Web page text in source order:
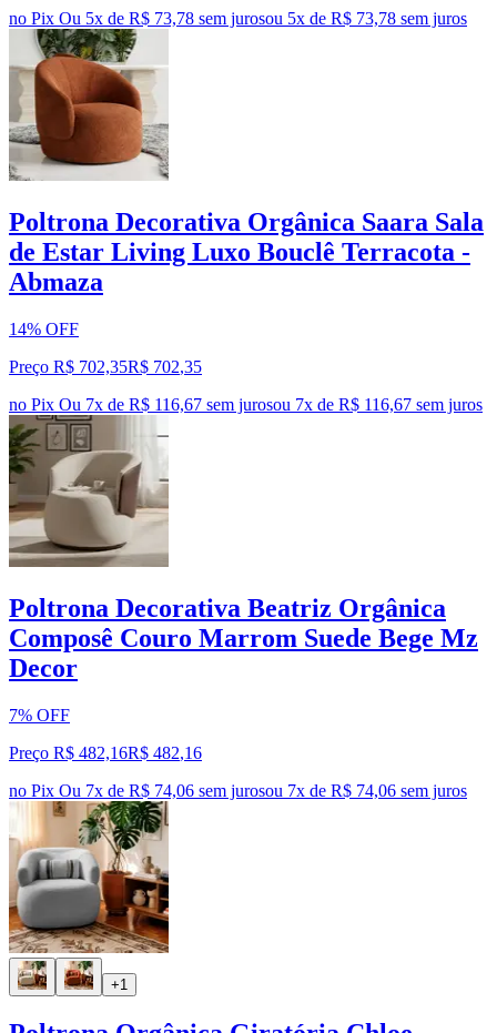
no Pix Ou 5x de R$ 73,78 sem jurosou 5x de R$ 73,78 sem juros
Poltrona Decorativa Orgânica Saara Sala
de Estar Living Luxo Bouclê Terracota -
Abmaza
14% OFF
Preço R$ 702,35R$ 702,35
no Pix Ou 7x de R$ 116,67 sem jurosou 7x de R$ 116,67 sem juros
Poltrona Decorativa Beatriz Orgânica
Composê Couro Marrom Suede Bege Mz
Decor
7% OFF
Preço R$ 482,16R$ 482,16
no Pix Ou 7x de R$ 74,06 sem jurosou 7x de R$ 74,06 sem juros
+1